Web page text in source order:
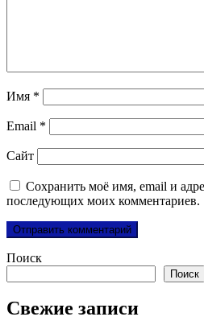
Имя *
Email *
Сайт
Сохранить моё имя, email и
последующих моих комментариев.
Поиск
Поиск
Свежие записи